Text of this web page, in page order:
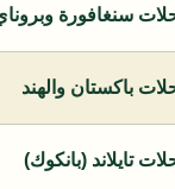
سنغافورة
باكستان والهند
تايلاند (بانكوك)